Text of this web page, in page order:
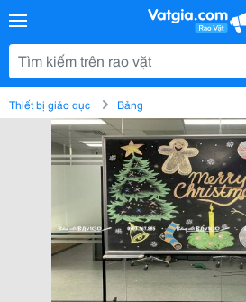
Thiết bị giáo dục Bảng